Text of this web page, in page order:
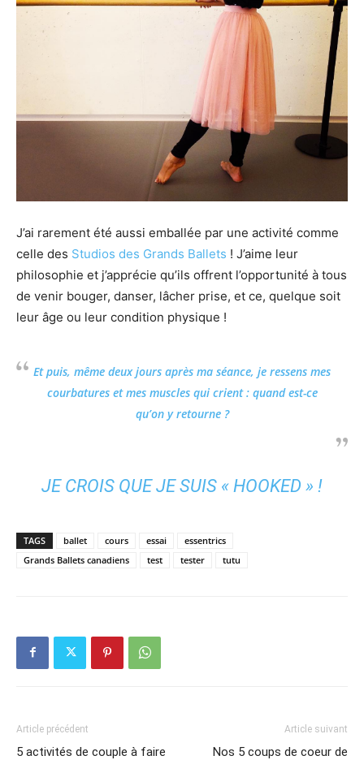
J’ai rarement été aussi emballée par une activité comme
celle des Studios des Grands Ballets ! J’aime leur
philosophie et j’apprécie qu’ils offrent l’opportunité à tous
de venir bouger, danser, lâcher prise, et ce, quelque soit
leur âge ou leur condition physique !
Et puis, même deux jours après ma séance, je ressens mes
courbatures et mes muscles qui crient : quand est-ce
qu’on y retourne ?
JE CROIS QUE JE SUIS « HOOKED » !
TAGS ballet cours essai
essentrics
Grands Ballets canadiens
test tester tutu
Article précédent
5 activités de couple à faire
Article suivant
Nos 5 coups de coeur de